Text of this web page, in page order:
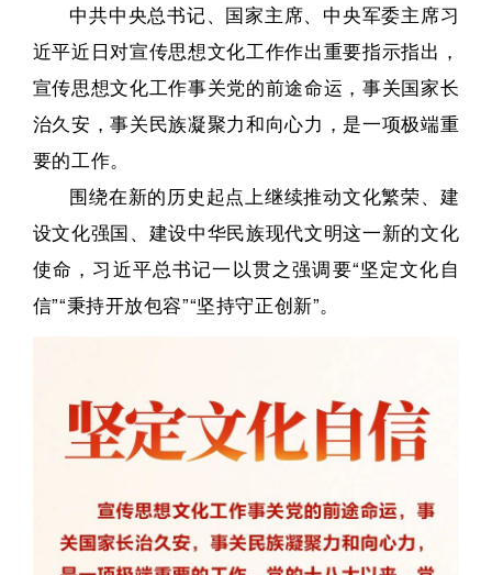
中共中央总书记、国家主席、中央军委主席习
近平近日对宣传思想文化工作作出重要指示指出，
宣传思想文化工作事关党的前途命运，事关国家长
治久安，事关民族凝聚力和向心力，是一项极端重
要的工作。
围绕在新的历史起点上继续推动文化繁荣、建
设文化强国、建设中华民族现代文明这一新的文化
使命，习近平总书记一以贯之强调要“坚定文化自
信”“秉持开放包容”“坚持守正创新”。